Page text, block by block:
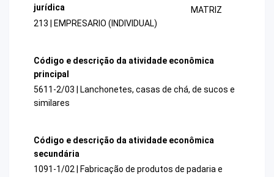
jurídica
213 | EMPRESARIO (INDIVIDUAL)
MATRIZ
Código e descrição da atividade econômica
principal
5611-2/03 | Lanchonetes, casas de chá, de sucos e
similares
Código e descrição da atividade econômica
secundária
1091-1/02 | Fabricação de produtos de padaria e